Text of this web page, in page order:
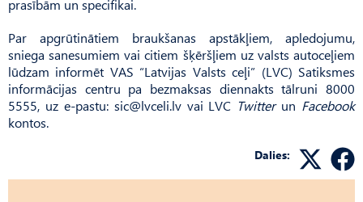
prasībām un specifikai.
Par apgrūtinātiem braukšanas apstākļiem, apledojumu,
sniega sanesumiem vai citiem šķēršļiem uz valsts autoceļiem
lūdzam informēt VAS “Latvijas Valsts ceļi” (LVC) Satiksmes
informācijas centru pa bezmaksas diennakts tālruni 8000
5555, uz e-pastu: sic@lvceli.lvvai LVC Twitterun Facebook
kontos.
Dalies: